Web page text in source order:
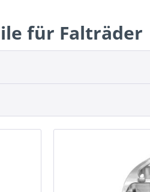
für Falträder